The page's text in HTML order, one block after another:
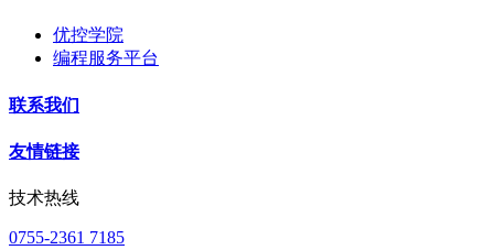
优控学院
编程服务平台
联系我们
友情链接
技术热线
0755-2361 7185